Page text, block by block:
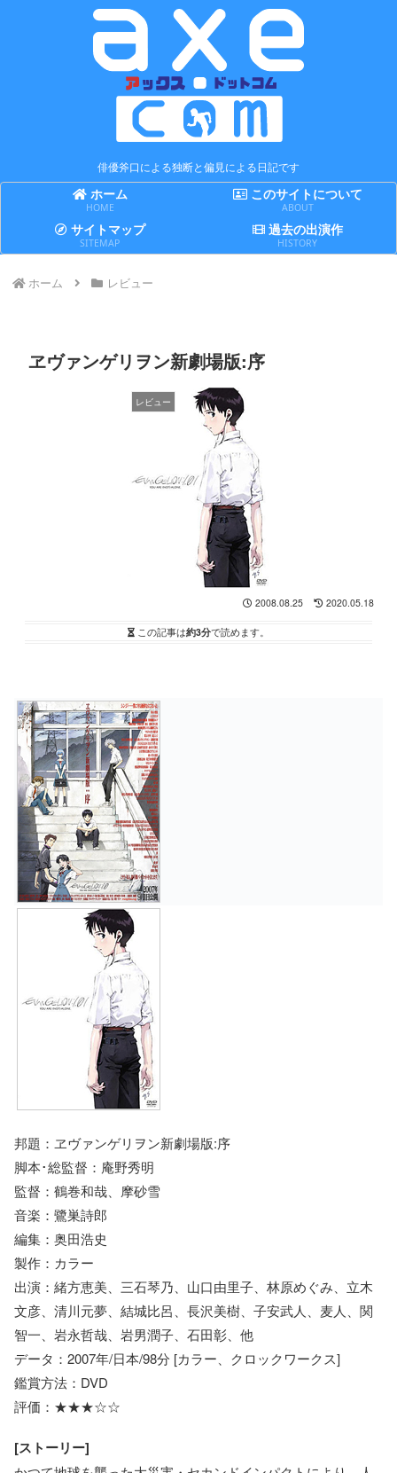
俳優斧口による独断と偏見による日記です
ホーム
HOME
このサイトについて
ABOUT
サイトマップ
SITEMAP
過去の出演作
HISTORY
ホーム レビュー
ヱヴァンゲリヲン新劇場版:序
レビュー
2008.08.25 2020.05.18
この記事は約3分で読めます。
邦題：ヱヴァンゲリヲン新劇場版:序
脚本･総監督：庵野秀明
監督：鶴巻和哉、摩砂雪
音楽：鷺巣詩郎
編集：奥田浩史
製作：カラー
出演：緒方恵美、三石琴乃、山口由里子、林原めぐみ、立木
文彦、清川元夢、結城比呂、長沢美樹、子安武人、麦人、関
智一、岩永哲哉、岩男潤子、石田彰、他
データ：2007年/日本/98分 [カラー、クロックワークス]
鑑賞方法：DVD
評価：★★★☆☆
[ストーリー]